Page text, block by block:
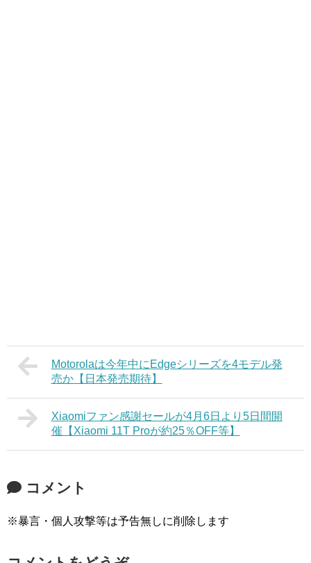
Motorolaは今年中にEdgeシリーズを4モデル発
売か【日本発売期待】
Xiaomiファン感謝セールが4月6日より5日間開
催【Xiaomi 11T Proが約25％OFF等】
コメント
※暴言・個人攻撃等は予告無しに削除します